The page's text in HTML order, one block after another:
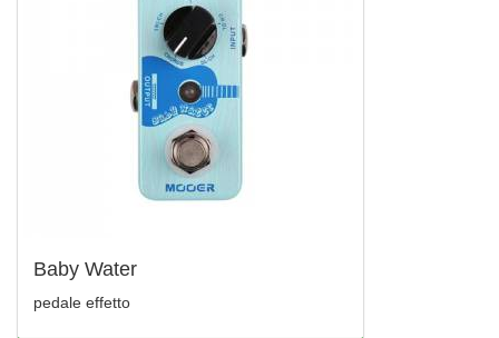
Baby Water
pedale effetto